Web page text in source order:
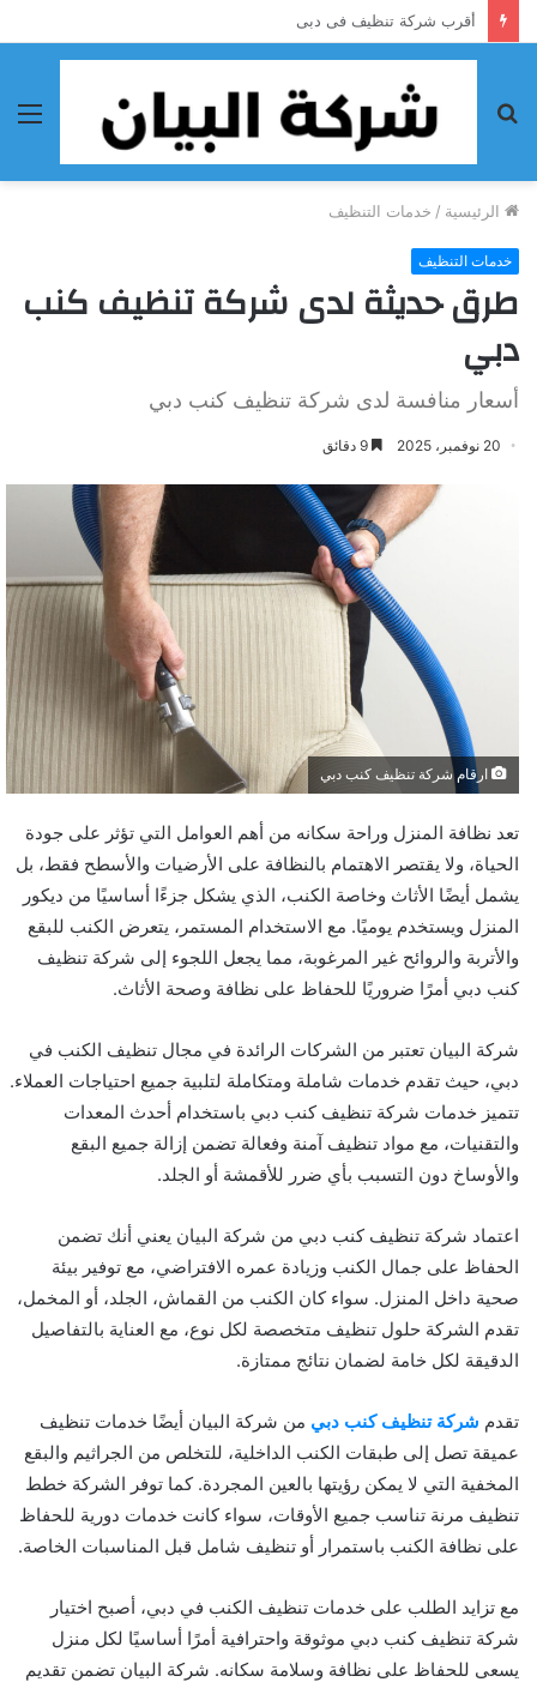
أحسن شركة تنظيف فى الفجيرة
الرئيسية / خدمات التنظيف
خدمات التنظيف
طرق حديثة لدى شركة تنظيف كنب
دبي
أسعار منافسة لدى شركة تنظيف كنب دبي
20 نوفمبر، 2025
ارقام شركة تنظيف كنب دبي
تعد نظافة المنزل وراحة سكانه من أهم العوامل التي تؤثر على جودة
الحياة، ولا يقتصر الاهتمام بالنظافة على الأرضيات والأسطح فقط، بل
يشمل أيضًا الأثاث وخاصة الكنب، الذي يشكل جزءًا أساسيًا من ديكور
المنزل ويستخدم يوميًا. مع الاستخدام المستمر، يتعرض الكنب للبقع
والأتربة والروائح غير المرغوبة، مما يجعل اللجوء إلى شركة تنظيف
كنب دبي أمرًا ضروريًا للحفاظ على نظافة وصحة الأثاث.
شركة البيان تعتبر من الشركات الرائدة في مجال تنظيف الكنب في
دبي، حيث تقدم خدمات شاملة ومتكاملة لتلبية جميع احتياجات العملاء.
تتميز خدمات شركة تنظيف كنب دبي باستخدام أحدث المعدات
والتقنيات، مع مواد تنظيف آمنة وفعالة تضمن إزالة جميع البقع
والأوساخ دون التسبب بأي ضرر للأقمشة أو الجلد.
اعتماد شركة تنظيف كنب دبي من شركة البيان يعني أنك تضمن
الحفاظ على جمال الكنب وزيادة عمره الافتراضي، مع توفير بيئة
صحية داخل المنزل. سواء كان الكنب من القماش، الجلد، أو المخمل،
تقدم الشركة حلول تنظيف متخصصة لكل نوع، مع العناية بالتفاصيل
الدقيقة لكل خامة لضمان نتائج ممتازة.
تقدم شركة تنظيف كنب دبي من شركة البيان أيضًا خدمات تنظيف
عميقة تصل إلى طبقات الكنب الداخلية، للتخلص من الجراثيم والبقع
المخفية التي لا يمكن رؤيتها بالعين المجردة. كما توفر الشركة خطط
تنظيف مرنة تناسب جميع الأوقات، سواء كانت خدمات دورية للحفاظ
على نظافة الكنب باستمرار أو تنظيف شامل قبل المناسبات الخاصة.
مع تزايد الطلب على خدمات تنظيف الكنب في دبي، أصبح اختيار
شركة تنظيف كنب دبي موثوقة واحترافية أمرًا أساسيًا لكل منزل
يسعى للحفاظ على نظافة وسلامة سكانه. شركة البيان تضمن تقديم